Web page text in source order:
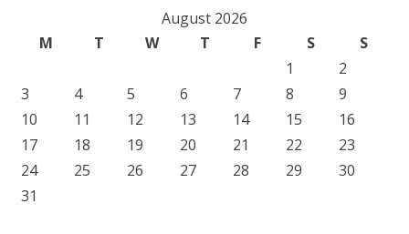
August 2026
M
T W T F S
S
1
2
3
4 5 6 7 8
9
10
11 12 13 14 15
16
17
18 19 20 21 22
23
24
25 26 27 28 29
30
31